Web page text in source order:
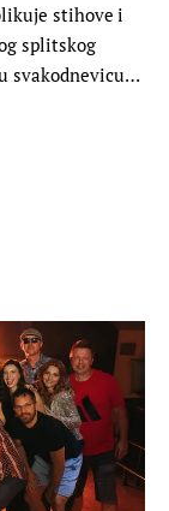
stihove i
splitskog
svakodnevicu…